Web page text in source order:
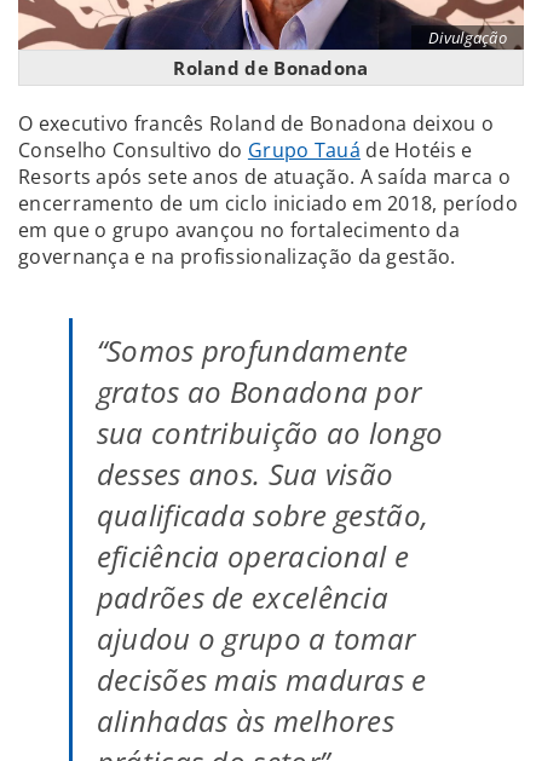
Divulgação
Roland de Bonadona
O executivo francês Roland de Bonadona deixou o
Conselho Consultivo do Grupo Tauá de Hotéis e
Resorts após sete anos de atuação. A saída marca o
encerramento de um ciclo iniciado em 2018, período
em que o grupo avançou no fortalecimento da
governança e na profissionalização da gestão.
“Somos profundamente
gratos ao Bonadona por
sua contribuição ao longo
desses anos. Sua visão
qualificada sobre gestão,
eficiência operacional e
padrões de excelência
ajudou o grupo a tomar
decisões mais maduras e
alinhadas às melhores